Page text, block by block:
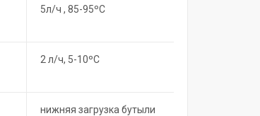
5л/ч , 85-95ºC
2 л/ч, 5-10ºC
нижняя загрузка бутыли